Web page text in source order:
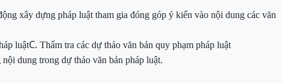
xây dựng pháp luật tham gia đóng góp ý kiến vào nội dung các văn
luậtC. Thẩm tra các dự thảo văn bản quy phạm pháp luật
dung trong dự thảo văn bản pháp luật.